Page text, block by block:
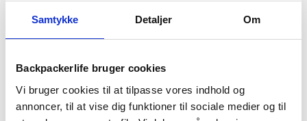
Samtykke Detaljer Om
Backpackerlife bruger cookies
Vi bruger cookies til at tilpasse vores indhold og
annoncer, til at vise dig funktioner til sociale medier og til
levering
499 kr